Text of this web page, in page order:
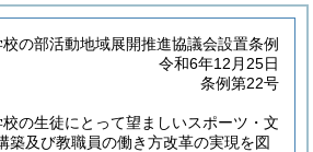
の部活動地域展開推進協議会設置条例
令和6年12月25日
条例第22号
の生徒にとって望ましいスポーツ・文
築及び教職員の働き方改革の実現を図